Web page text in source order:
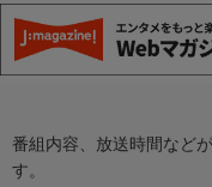
番組内容、放送時間など
す。